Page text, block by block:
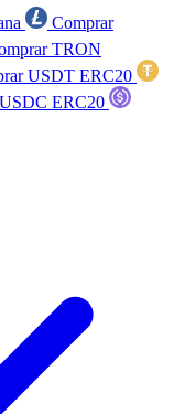
Comprar
TRON
USDT ERC20
ERC20